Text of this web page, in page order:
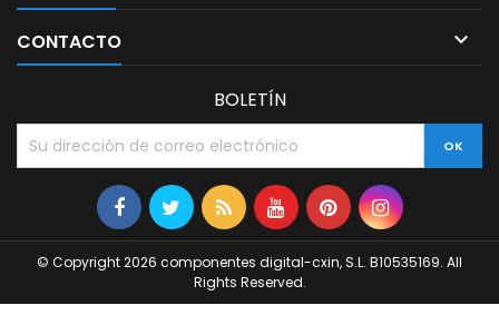
CONTACTO 
BOLETÍN
© Copyright 2026 componentes digital-cxin, S.L. B10535169. All
Rights Reserved.